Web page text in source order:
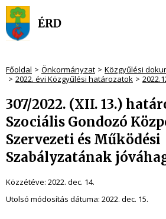
Főoldal Önkormányzat Közgyűlési
2022. évi Közgyűlési határozatok
307/2022. (XII. 13.)
Szociális Gondozó
Szervezeti és Működési
Szabályzatának
Közzétéve: 2022. dec. 14.
Utolsó módosítás dátuma: 2022. dec. 15.